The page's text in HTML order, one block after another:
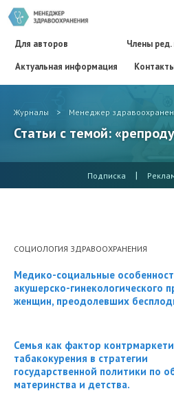
Для авторов Члены ред.
Актуальная информация
Журналы > Менеджер
Статьи с темой:
Подписка |
СОЦИОЛОГИЯ ЗДРАВООХРАНЕНИЯ
Медико-социальные
акушерско-гинекологического
женщин, преодолевших
Семья как фактор
табакокурения в стратегии
государственной политики по
материнства и детства.